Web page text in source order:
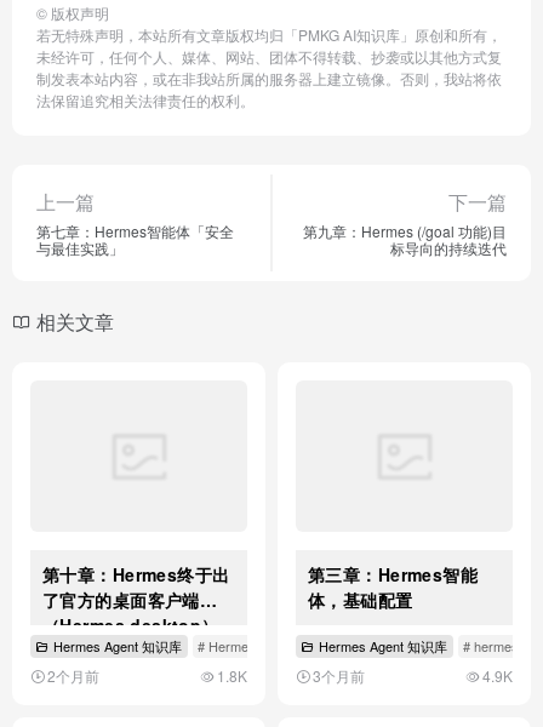
© 版权声明
若无特殊声明，本站所有文章版权均归「PMKG AI知识库」原创和所有，
未经许可，任何个人、媒体、网站、团体不得转载、抄袭或以其他方式复
制发表本站内容，或在非我站所属的服务器上建立镜像。否则，我站将依
法保留追究相关法律责任的权利。
上一篇
第七章：Hermes智能体「安全
与最佳实践」
下一篇
第九章：Hermes (/goal 功能)目
标导向的持续迭代
相关文章
第十章：Hermes终于出
了官方的桌面客户端
（Hermes desktop）
Hermes Agent 知识库 # Hermes Agent # Hermes desktop
2个月前 1.8K
第三章：Hermes智能
体，基础配置
Hermes Agent 知识库 # hermes
3个月前 4.9K